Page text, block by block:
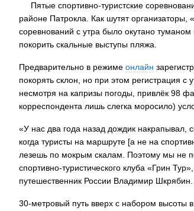
Пятые спортивно-туристские
районе Патрокла. Как шутят
соревнований с утра было окутано
покорить скальные выступы пляжа.
Предварительно в режиме онлайн
покорять склон, но при этом регистрация
несмотря на капризы погоды, привлёк 98
корреспондента лишь слегка моросило)
«У нас два года назад дождик накрапывал,
когда туристы на маршруте [а не на
лезешь по мокрым скалам. Поэтому мы не
спортивно-туристического клуба «Грин
путешественник России Владимир Шкрябин.
30-метровый путь вверх с набором высоты